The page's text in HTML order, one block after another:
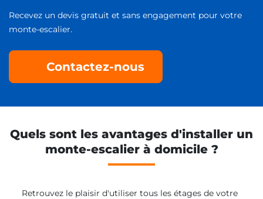
Recevez un devis gratuit et sans engagement pour votre
monte-escalier.
Contactez-nous
Quels sont les avantages d'installer un
monte-escalier à domicile ?
Retrouvez le plaisir d'utiliser tous les étages de votre